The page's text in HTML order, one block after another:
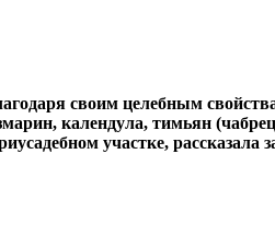
своим целебным
календула, тимьян
участке,